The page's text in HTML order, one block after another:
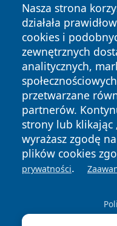
Nasza strona
działała
cookies i
zewnętrznych
analitycznych,
przetwarzane
partnerów.
strony lub klikając
wyrażasz zgodę
plików cookies
prywatności.
Copyright © 2026
zastrzeżone.
News Autorzy